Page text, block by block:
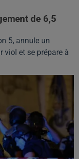
de 6,5
5, annule un
viol et se prépare à